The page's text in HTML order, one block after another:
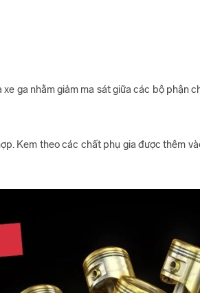
ga nhằm giảm ma sát giữa các bộ phận
Kem theo các chất phụ gia được thêm